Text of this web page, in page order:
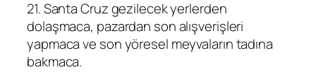
21. Santa Cruz gezilecek yerlerden
dolaşmaca, pazardan son alışverişleri
yapmaca ve son yöresel meyvaların tadına
bakmaca.